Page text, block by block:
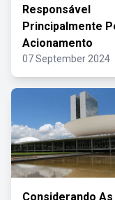
Responsável
Principalmente
Acionamento
07 September 2024
Considerando As